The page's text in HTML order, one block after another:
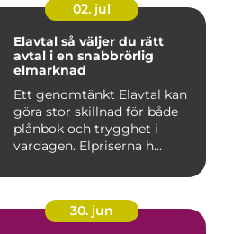
02. jul
Elavtal så väljer du rätt
avtal i en snabbrörlig
elmarknad
Ett genomtänkt Elavtal kan
göra stor skillnad för både
plånbok och trygghet i
vardagen. Elpriserna h...
30. jun